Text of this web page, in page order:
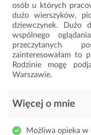
osób u których
dużo wierszyków,
dziewczynek. Dużo
wspólnego
przeczytanych
zainteresowałam to
Rodzinie mogę
Warszawie.
Więcej o mnie
Możliwa opieka w